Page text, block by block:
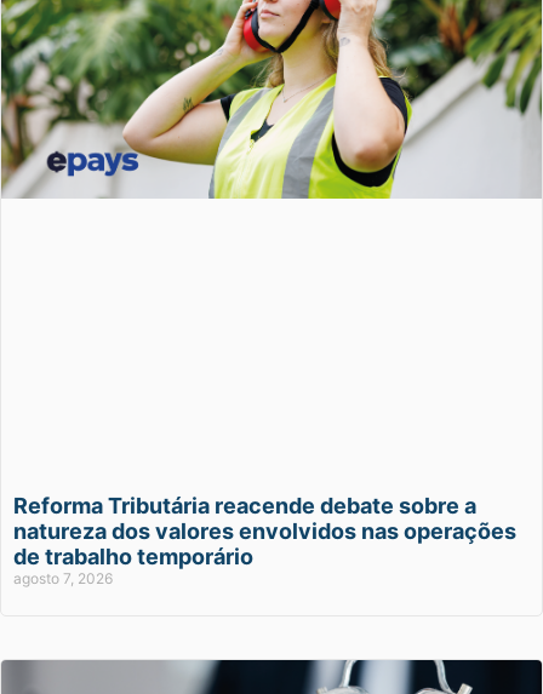
Reforma Tributária reacende debate sobre a
natureza dos valores envolvidos nas operações
de trabalho temporário
agosto 7, 2026